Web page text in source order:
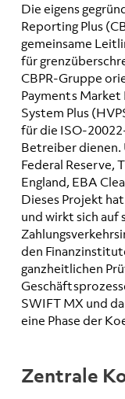
Die eigens
Reporting Plus
gemeinsame
für
CBPR-Gruppe
Payments Market
System Plus
für die ISO-
Betreiber dienen.
Federal Reserve,
England, EBA
Dieses Projekt
und wirkt sich auf
den
ganzheitlichen
SWIFT MX und
eine Phase der
Zentrale